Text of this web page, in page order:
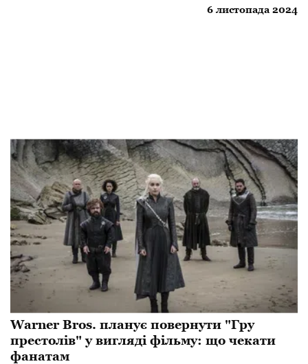
6 листопада 2024
Warner Bros. планує повернути "Гру
престолів" у вигляді фільму: що чекати
фанатам